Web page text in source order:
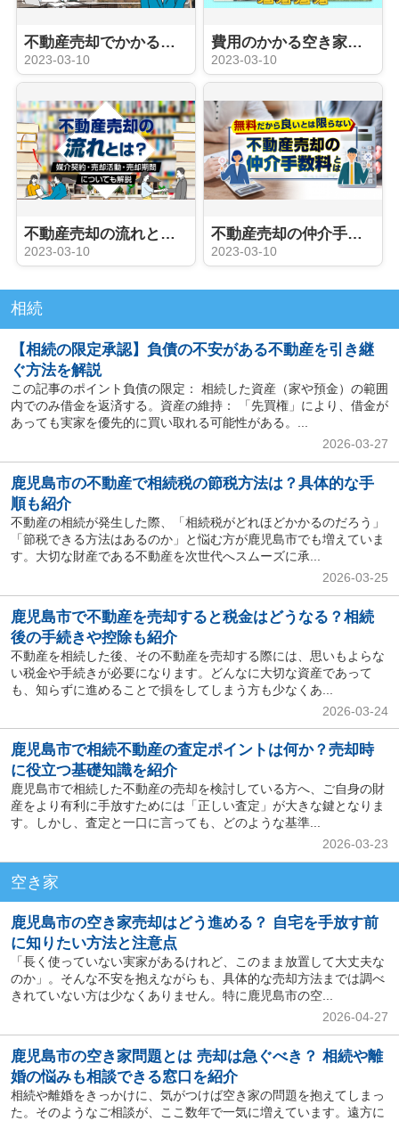
不動産売却でかかる税金の種類は？譲渡所得税の節税方法も解説
2023-03-10
費用のかかる空き家を売却する方法とポイントを解説
2023-03-10
不動産売却の流れとは？媒介契約・売却活動・売却期間についても解説
2023-03-10
不動産売却の仲介手数料とは？
2023-03-10
相続
【相続の限定承認】負債の不安がある不動産を引き継
ぐ方法を解説
この記事のポイント負債の限定： 相続した資産（家や預金）の範囲
内でのみ借金を返済する。資産の維持： 「先買権」により、借金が
あっても実家を優先的に買い取れる可能性がある。...
2026-03-27
鹿児島市の不動産で相続税の節税方法は？具体的な手
順も紹介
不動産の相続が発生した際、「相続税がどれほどかかるのだろう」
「節税できる方法はあるのか」と悩む方が鹿児島市でも増えていま
す。大切な財産である不動産を次世代へスムーズに承...
2026-03-25
鹿児島市で不動産を売却すると税金はどうなる？相続
後の手続きや控除も紹介
不動産を相続した後、その不動産を売却する際には、思いもよらな
い税金や手続きが必要になります。どんなに大切な資産であって
も、知らずに進めることで損をしてしまう方も少なくあ...
2026-03-24
鹿児島市で相続不動産の査定ポイントは何か？売却時
に役立つ基礎知識を紹介
鹿児島市で相続した不動産の売却を検討している方へ、ご自身の財
産をより有利に手放すためには「正しい査定」が大きな鍵となりま
す。しかし、査定と一口に言っても、どのような基準...
2026-03-23
空き家
鹿児島市の空き家売却はどう進める？ 自宅を手放す前
に知りたい方法と注意点
「長く使っていない実家があるけれど、このまま放置して大丈夫な
のか」。そんな不安を抱えながらも、具体的な売却方法までは調べ
きれていない方は少なくありません。特に鹿児島市の空...
2026-04-27
鹿児島市の空き家問題とは 売却は急ぐべき？ 相続や離
婚の悩みも相談できる窓口を紹介
相続や離婚をきっかけに、気がつけば空き家の問題を抱えてしまっ
た。そのようなご相談が、ここ数年で一気に増えています。遠方に